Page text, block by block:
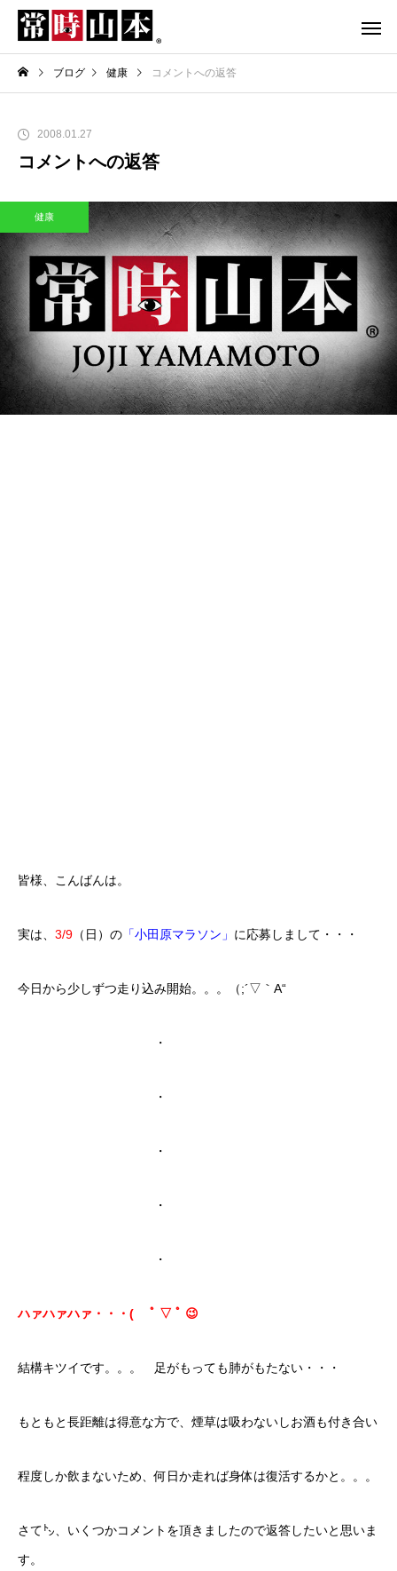
ブログ 健康 コメントへの返答
2008.01.27
コメントへの返答
健康
皆様、こんばんは。
実は、 3/9 （日）の 「小田原マラソン」 に応募しまして・・・
今日から少しずつ走り込み開始。。。（;´▽｀A“
・
・
・
・
・
ハァハァハァ・・・( ﾟ ▽ ﾟ 😉
結構キツイです。。。 足がもっても肺がもたない・・・
もともと長距離は得意な方で、煙草は吸わないしお酒も付き合い
程度しか飲まないため、何日か走れば身体は復活するかと。。。
さて㌧、いくつかコメントを頂きましたので返答したいと思いま
す。